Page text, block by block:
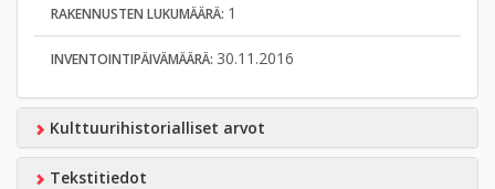
RAKENNUSTEN LUKUMÄÄRÄ: 1
INVENTOINTIPÄIVÄMÄÄRÄ: 30.11.2016
Kulttuurihistorialliset arvot
Tekstitiedot